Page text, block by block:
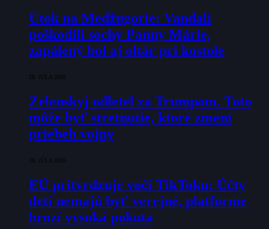
Útok na Medžugorie: Vandali
poškodili sochy Panny Márie,
zapálený bol aj oltár pri kostole
28. JÚLA 2026
Zelenskyj odletel za Trumpom. Toto
môže byť stretnutie, ktoré zmení
priebeh vojny
28. JÚLA 2026
EÚ pritvrdzuje voči TikToku: Účty
detí nemajú byť verejné, platforme
hrozí vysoká pokuta